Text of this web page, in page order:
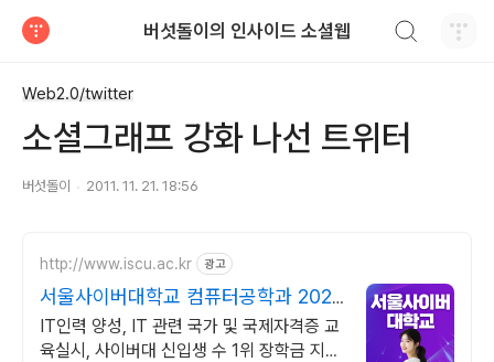
버섯돌이의 인사이드 소셜웹
Web2.0/twitter
소셜그래프 강화 나선 트위터
버섯돌이 2011. 11. 21. 18:56
http://www.iscu.ac.kr 광고
서울사이버대학교 컴퓨터공학과 2026
가을학기 신편입생
IT인력 양성, IT 관련 국가 및 국제자격증 교
육실시, 사이버대 신입생 수 1위 장학금 지급